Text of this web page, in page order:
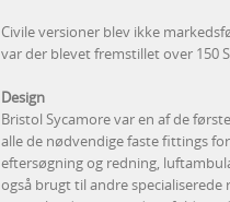
Civile versioner blev ikke
var der blevet fremstillet over 150
Design
Bristol Sycamore var en af de
alle de nødvendige faste fittings
eftersøgning og redning,
også brugt til andre